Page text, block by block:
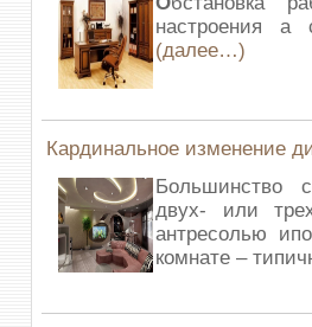
настроения а
(далее…)
Кардинальное изменение
Большинство
двух- или
антресолью
комнате –